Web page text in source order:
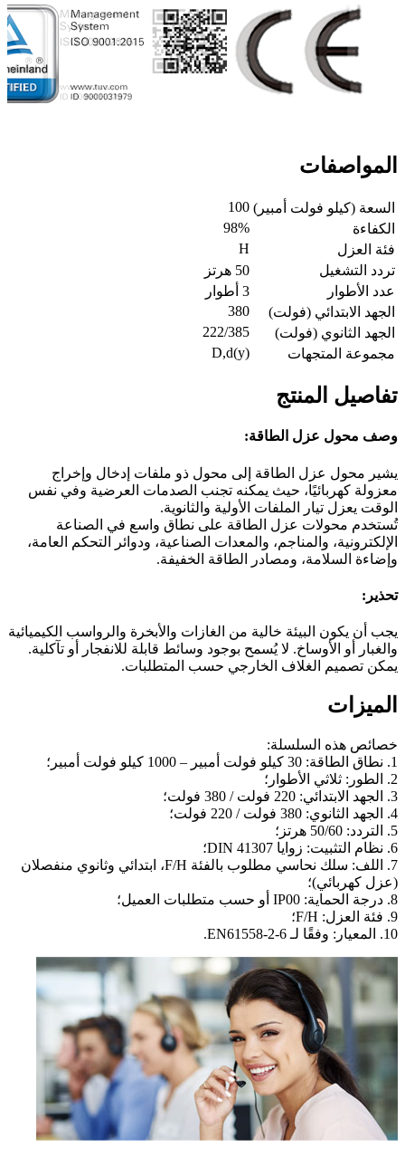
المواصفات
السعة (كيلو فولت أمبير) 100
الكفاءة
98%
فئة العزل
H
تردد التشغيل
50 هرتز
عدد الأطوار
3 أطوار
الجهد الابتدائي (فولت)
380
الجهد الثانوي (فولت)
222/385
مجموعة المتجهات
D,d(y)
تفاصيل المنتج
وصف محول عزل الطاقة:
يشير محول عزل الطاقة إلى محول ذو ملفات إدخال وإخراج
معزولة كهربائيًا، حيث يمكنه تجنب الصدمات العرضية وفي نفس
الوقت يعزل تيار الملفات الأولية والثانوية.
تُستخدم محولات عزل الطاقة على نطاق واسع في الصناعة
الإلكترونية، والمناجم، والمعدات الصناعية، ودوائر التحكم العامة،
وإضاءة السلامة، ومصادر الطاقة الخفيفة.
تحذير:
يجب أن يكون البيئة خالية من الغازات والأبخرة والرواسب الكيميائية
والغبار أو الأوساخ. لا يُسمح بوجود وسائط قابلة للانفجار أو تآكلية.
يمكن تصميم الغلاف الخارجي حسب المتطلبات.
الميزات
خصائص هذه السلسلة:
1. نطاق الطاقة: 30 كيلو فولت أمبير – 1000 كيلو فولت أمبير؛
2. الطور: ثلاثي الأطوار؛
3. الجهد الابتدائي: 220 فولت / 380 فولت؛
4. الجهد الثانوي: 380 فولت / 220 فولت؛
5. التردد: 50/60 هرتز؛
6. نظام التثبيت: زوايا DIN 41307؛
7. اللف: سلك نحاسي مطلوب بالفئة F/H، ابتدائي وثانوي منفصلان
(عزل كهربائي)؛
8. درجة الحماية: IP00 أو حسب متطلبات العميل؛
9. فئة العزل: F/H؛
10. المعيار: وفقًا لـ EN61558-2-6.